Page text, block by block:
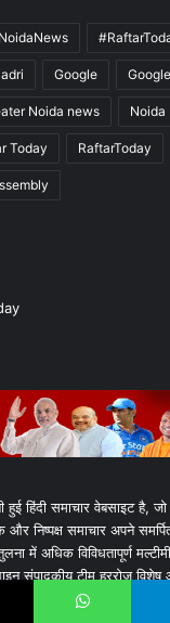
Google
Noida news Noida
Today RaftarToday
हिंदी समाचार वेबसाइट है,
और निष्पक्ष समाचार अपने
में अधिक विविधतापूर्ण
संपादकीय टीम हररोज